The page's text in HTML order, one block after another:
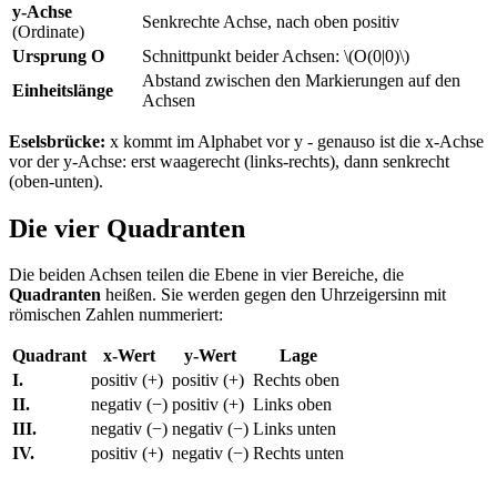
y-Achse
(Ordinate)
Senkrechte Achse, nach oben positiv
Ursprung O
Schnittpunkt beider Achsen: \(O(0|0)\)
Einheitslänge
Abstand zwischen den Markierungen auf den
Achsen
Eselsbrücke: x kommt im Alphabet vor y - genauso ist die x-Achse
vor der y-Achse: erst waagerecht (links-rechts), dann senkrecht
(oben-unten).
Die vier Quadranten
Die beiden Achsen teilen die Ebene in vier Bereiche, die
Quadranten heißen. Sie werden gegen den Uhrzeigersinn mit
römischen Zahlen nummeriert:
Quadrant x-Wert y-Wert
Lage
I.
positiv (+) positiv (+) Rechts oben
II.
negativ (−) positiv (+) Links oben
III.
negativ (−) negativ (−) Links unten
IV.
positiv (+) negativ (−) Rechts unten